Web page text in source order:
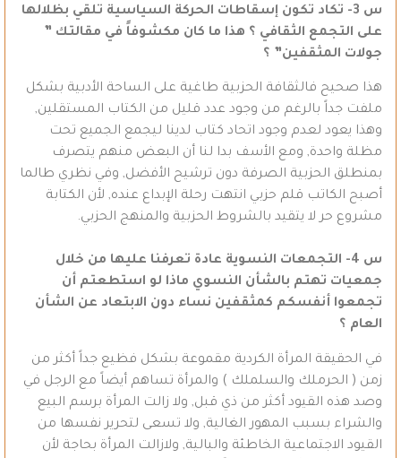
س 3- تكاد تكون إسقاطات الحركة السياسية تلقي بظلالها
على التجمع الثقافي ؟ هذا ما كان مكشوفاً في مقالتك ”
جولات المثقفين” ؟
هذا صحيح فالثقافة الحزبية طاغية على الساحة الأدبية بشكل
ملفت جداً بالرغم من وجود عدد قليل من الكتاب المستقلين,
وهذا يعود لعدم وجود اتحاد كتاب لدينا ليجمع الجميع تحت
مظلة واحدة, ومع الأسف بدا لنا أن البعض منهم يتصرف
بمنطلق الحزبية الصرفة دون ترشيح الأفضل, وفي نظري طالما
أصبح الكاتب قلم حزبي انتهت رحلة الإبداع عنده, لأن الكتابة
مشروع حر لا يتقيد بالشروط الحزبية والمنهج الحزبي.
س 4- التجمعات النسوية عادة تعرفنا عليها من خلال
جمعيات تهتم بالشأن النسوي ماذا لو استطعتم أن
تجمعوا أنفسكم كمثقفين نساء دون الابتعاد عن الشأن
العام ؟
في الحقيقة المرأة الكردية مقموعة بشكل فظيع جداً أكثر من
زمن ( الحرملك والسلملك ) والمرأة تساهم أيضاً مع الرجل في
وصد هذه القيود أكثر من ذي قبل, ولا زالت المرأة برسم البيع
والشراء بسبب المهور الغالية, ولا تسعى لتحرير نفسها من
القيود الاجتماعية الخاطئة والبالية, ولازالت المرأة بحاجة لأن